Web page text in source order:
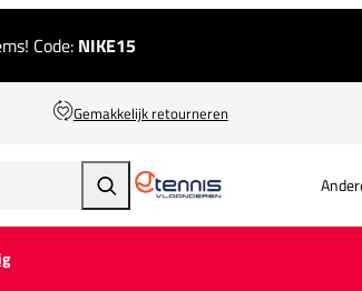
Code: NIKE15
Gemakkelijk retourneren
Zoeken